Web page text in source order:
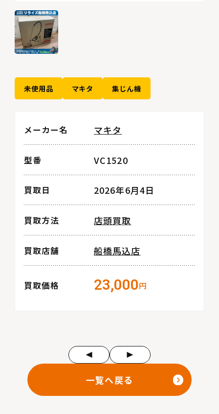
未使用品 マキタ 集じん機
メーカー名 マキタ
型番 VC1520
買取日 2026年6月4日
買取方法 店頭買取
買取店舗 船橋馬込店
買取価格 23,000円
一覧へ戻る